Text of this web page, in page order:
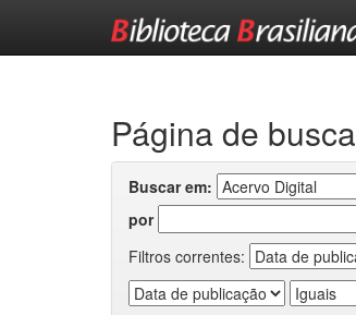
Página de busca
Buscar em:
por
Filtros correntes: